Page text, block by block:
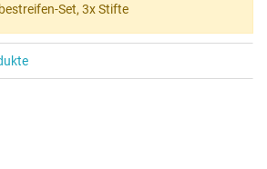
Set, 3x Stifte